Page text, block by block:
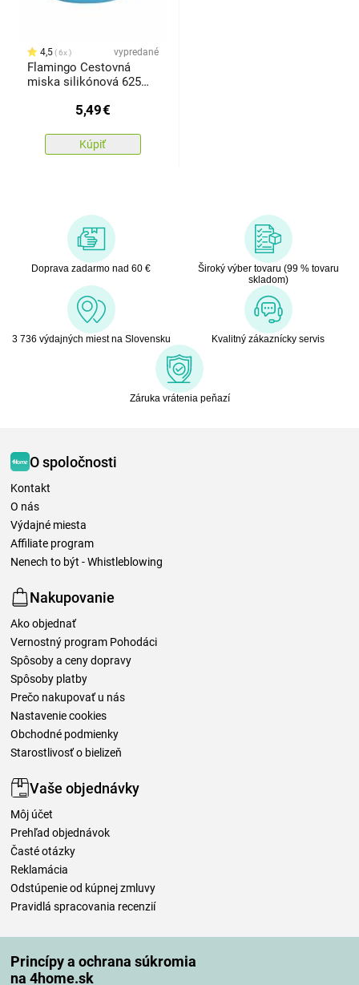
Princípy a ochrana súkromia
na 4home.sk
4,5 6x vypredané
Flamingo Cestovná
miska silikónová 625
5,49€
Kúpiť
Doprava zadarmo nad 60 €
Široký výber tovaru (99 % tovaru
skladom)
3 736 výdajných miest na Slovensku Kvalitný zákaznícky servis
Záruka vrátenia peňazí
O spoločnosti
Kontakt
O nás
Výdajné miesta
Affiliate program
Nenech to být - Whistleblowing
Nakupovanie
Ako objednať
Vernostný program Pohodáci
Spôsoby a ceny dopravy
Spôsoby platby
Prečo nakupovať u nás
Nastavenie cookies
Obchodné podmienky
Starostlivosť o bielizeň
Vaše objednávky
Môj účet
Prehľad objednávok
Časté otázky
Reklamácia
Odstúpenie od kúpnej zmluvy
Pravidlá spracovania recenzií